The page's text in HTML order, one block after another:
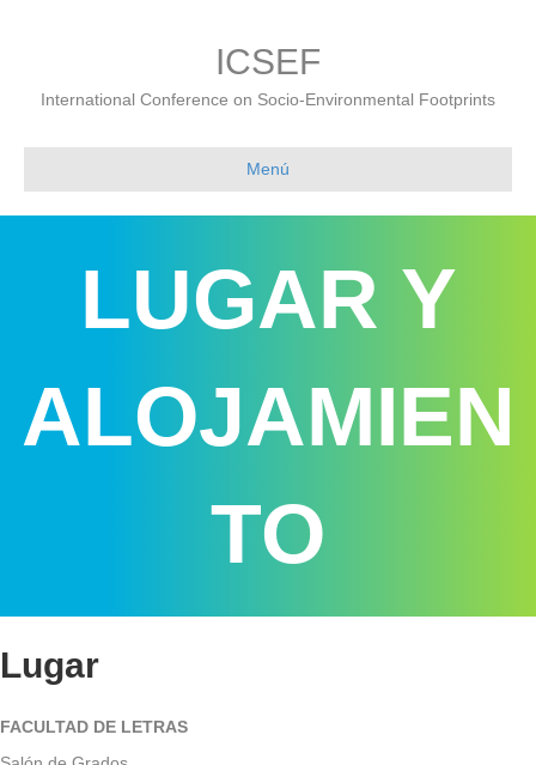
ICSEF
International Conference on Socio-Environmental Footprints
Menú
LUGAR Y
ALOJAMIEN
TO
Lugar
FACULTAD DE LETRAS